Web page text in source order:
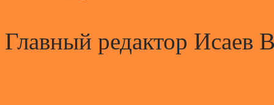
Главный редактор Исаев